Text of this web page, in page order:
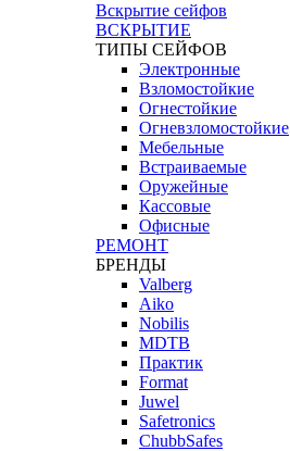
Вскрытие сейфов
ВСКРЫТИЕ
ТИПЫ СЕЙФОВ
Электронные
Взломостойкие
Огнестойкие
Огневзломостойкие
Мебельные
Встраиваемые
Оружейные
Кассовые
Офисные
РЕМОНТ
БРЕНДЫ
Valberg
Aiko
Nobilis
MDTB
Практик
Format
Juwel
Safetronics
ChubbSafes